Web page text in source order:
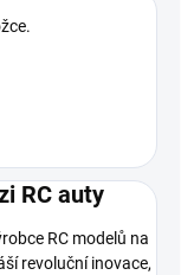
RC auty
RC modelů na
revoluční inovace,